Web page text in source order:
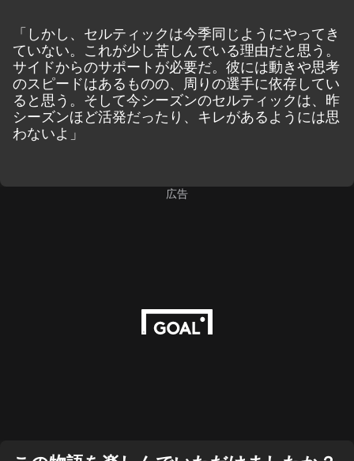
「しかし、セルティックは今季同じようにやってき
ていない。これが少し苦しんでいる理由だと思う。
サイドからのサポートが必要だ。彼には動きや思考
のスピードはあるものの、周りの選手に依存してい
ると思う。そして今シーズンのセルティックは、昨
シーズンほど活発だったり、キレがあるようには思
わないよ」
広告